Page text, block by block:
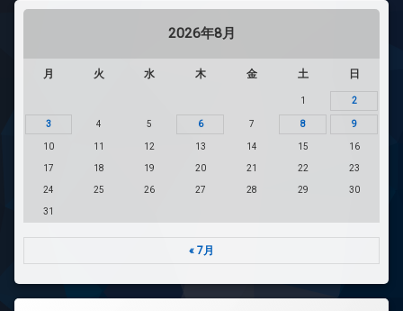
2026年8月
月 火 水 木 金 土 日
1 2
3 4 5 6 7 8 9
10 11 12 13 14 15 16
17 18 19 20 21 22 23
24 25 26 27 28 29 30
31
« 7月